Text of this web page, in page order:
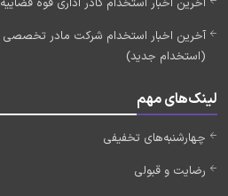
(استخدام جدید)
لینک‌های مهم
چهارشنبه‌های تخفیفی
رضایت و قبولی